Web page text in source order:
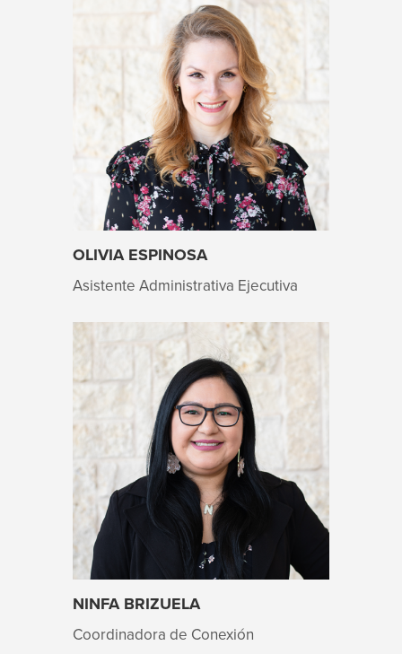
OLIVIA ESPINOSA
Asistente Administrativa Ejecutiva
NINFA BRIZUELA
Coordinadora de Conexión